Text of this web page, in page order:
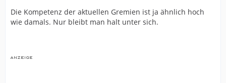
Die Kompetenz der aktuellen Gremien ist ja ähnlich hoch
wie damals. Nur bleibt man halt unter sich.